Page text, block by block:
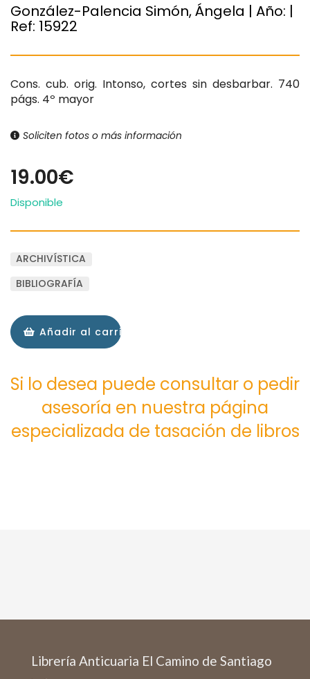
González-Palencia Simón, Ángela | Año: |
Ref: 15922
Cons. cub. orig. Intonso, cortes sin desbarbar. 740
págs. 4º mayor
Soliciten fotos o más información
19.00€
Disponible
ARCHIVÍSTICA
BIBLIOGRAFÍA
Añadir al carrito
Si lo desea puede consultar o pedir
asesoría en nuestra página
especializada de tasación de libros
Librería Anticuaria El Camino de Santiago